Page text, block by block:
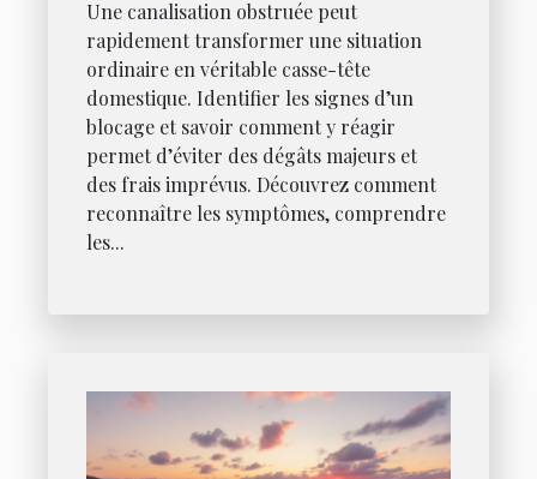
Une canalisation obstruée peut
rapidement transformer une situation
ordinaire en véritable casse-tête
domestique. Identifier les signes d’un
blocage et savoir comment y réagir
permet d’éviter des dégâts majeurs et
des frais imprévus. Découvrez comment
reconnaître les symptômes, comprendre
les...